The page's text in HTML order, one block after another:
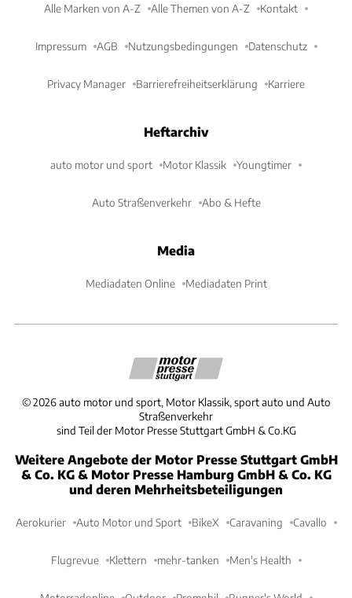
Alle Marken von A-Z Alle Themen von A-Z Kontakt
Impressum AGB Nutzungsbedingungen Datenschutz
Privacy Manager Barrierefreiheitserklärung Karriere
Heftarchiv
auto motor und sport Motor Klassik Youngtimer
Auto Straßenverkehr Abo & Hefte
Media
Mediadaten Online Mediadaten Print
©2026 auto motor und sport, Motor Klassik, sport auto und Auto
Straßenverkehr
sind Teil der Motor Presse Stuttgart GmbH & Co.KG
Weitere Angebote der Motor Presse Stuttgart GmbH
& Co. KG & Motor Presse Hamburg GmbH & Co. KG
und deren Mehrheitsbeteiligungen
Aerokurier Auto Motor und Sport BikeX Caravaning Cavallo
Flugrevue Klettern mehr-tanken Men's Health